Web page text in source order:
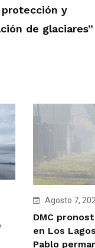
y
de glaciares”
Agosto 7,
DMC
en Los
Pablo